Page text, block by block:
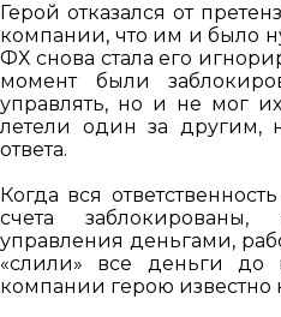
Герой отказался от
компании, что им и было
ФХ снова стала его
момент были
управлять, но и не мог
летели один за другим,
ответа.
Когда вся
счета
управления деньгами,
«слили» все деньги до
компании герою известно